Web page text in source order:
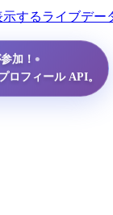
するライブデー
加！ •
ロフィール API。